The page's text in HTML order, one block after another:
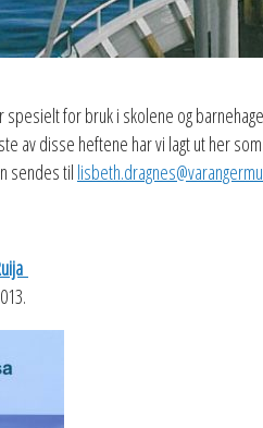
spesielt for bruk i skolene og
av disse heftene har vi lagt ut her
sendes til